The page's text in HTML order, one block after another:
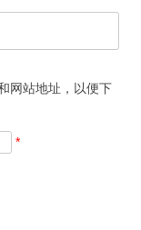
网站地址，以便下
*